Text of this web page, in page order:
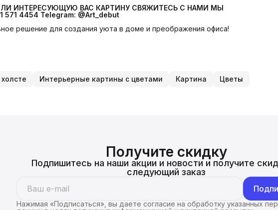
ИНТЕРЕСУЮЩУЮ ВАС КАРТИНУ СВЯЖИТЕСЬ С НАМИ МЫ
571 4454 Telegram: @Art_debut
решение для создания уюта в доме и преображения офиса!
Интерьерные картины с цветами Картина Цветы
Получите скидку
Подпишитесь на наши акции и новости и получите
следующий заказ
Нажимая «Подписаться», вы даете согласие на обработку указанных